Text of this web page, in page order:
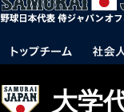
大学